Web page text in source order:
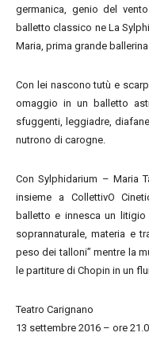
germanica, genio del
balletto classico ne La
Maria, prima grande
Con lei nascono tutù e
omaggio in un balletto
sfuggenti, leggiadre,
nutrono di carogne.
Con Sylphidarium – Maria
insieme a CollettivO
balletto e innesca un
soprannaturale, materia e
peso dei talloni” mentre la
le partiture di Chopin in un
Teatro Carignano
13 settembre 2016 – ore